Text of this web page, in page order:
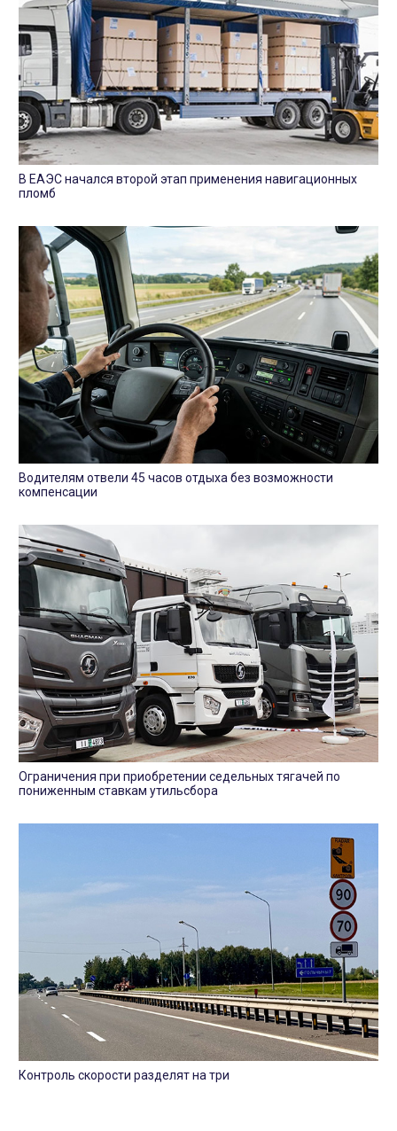
В ЕАЭС начался второй этап применения навигационных
пломб
Водителям отвели 45 часов отдыха без возможности
компенсации
Ограничения при приобретении седельных тягачей по
пониженным ставкам утильсбора
Контроль скорости разделят на три